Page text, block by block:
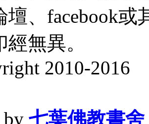
壇、facebook
無異。
2010-2016
by 七葉佛教書舍